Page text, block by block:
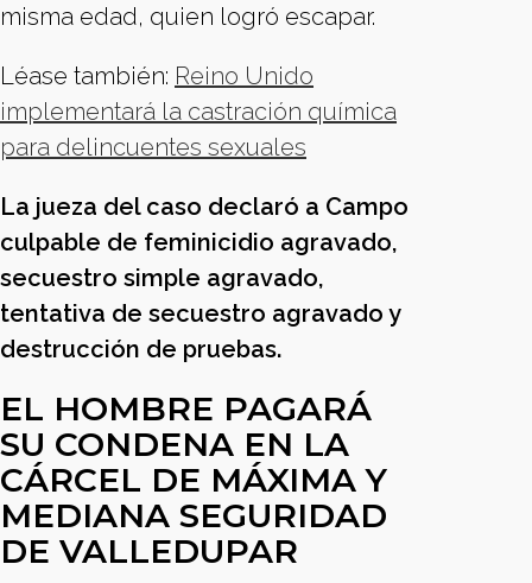
misma edad, quien logró escapar.
Léase también: Reino Unido
implementará la castración química
para delincuentes sexuales
La jueza del caso declaró a Campo
culpable de feminicidio agravado,
secuestro simple agravado,
tentativa de secuestro agravado y
destrucción de pruebas.
EL HOMBRE PAGARÁ
SU CONDENA EN LA
CÁRCEL DE MÁXIMA Y
MEDIANA SEGURIDAD
DE VALLEDUPAR